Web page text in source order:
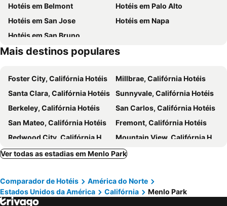
Extended Stay America - San Jose - Sunnyvale
The Grand Hotel
Hyatt Regency Santa Clara
Hilton San Francisco Airport Bayfront
Homewood Suites by Hilton Sunnyvale - Silicon Valley
Transamerica Pyramid
Highway 1
Stanford Shopping Center
Stanford Stadium
Don Edwards San Francisco Bay NWR
Levi's Stadium
California's Great America
Potrero Hill
Anza Vista
Grace Cathedral
Corona Heights
Ocean View
Sunset District
Livermore Municipal Airport
Hotéis em Belmont
Hotéis em Palo Alto
Hotéis em San Jose
Hotéis em Napa
Hotéis em San Bruno
Mais destinos populares
Foster City, Califórnia Hotéis
Millbrae, Califórnia Hotéis
Santa Clara, Califórnia Hotéis
Sunnyvale, Califórnia Hotéis
Berkeley, Califórnia Hotéis
San Carlos, Califórnia Hotéis
San Mateo, Califórnia Hotéis
Fremont, Califórnia Hotéis
Redwood City, Califórnia Hotéis
Mountain View, Califórnia Hotéis
Los Gatos, Califórnia Hotéis
Concord, Califórnia Hotéis
Emeryville, Califórnia Hotéis
Petaluma, Califórnia Hotéis
Cupertino, Califórnia Hotéis
Half Moon Bay, Califórnia Hotéis
Ver todas as estadias em Menlo Park
Comparador de Hotéis
América do Norte
Estados Unidos da América
Califórnia Menlo Park